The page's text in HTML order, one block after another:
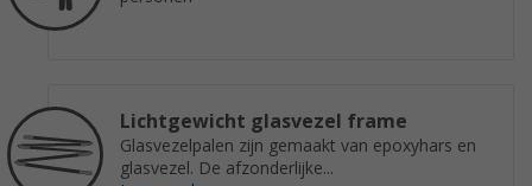
Lichtgewicht glasvezel frame
Glasvezelpalen zijn gemaakt van epoxyhars en
glasvezel. De afzonderlijke...